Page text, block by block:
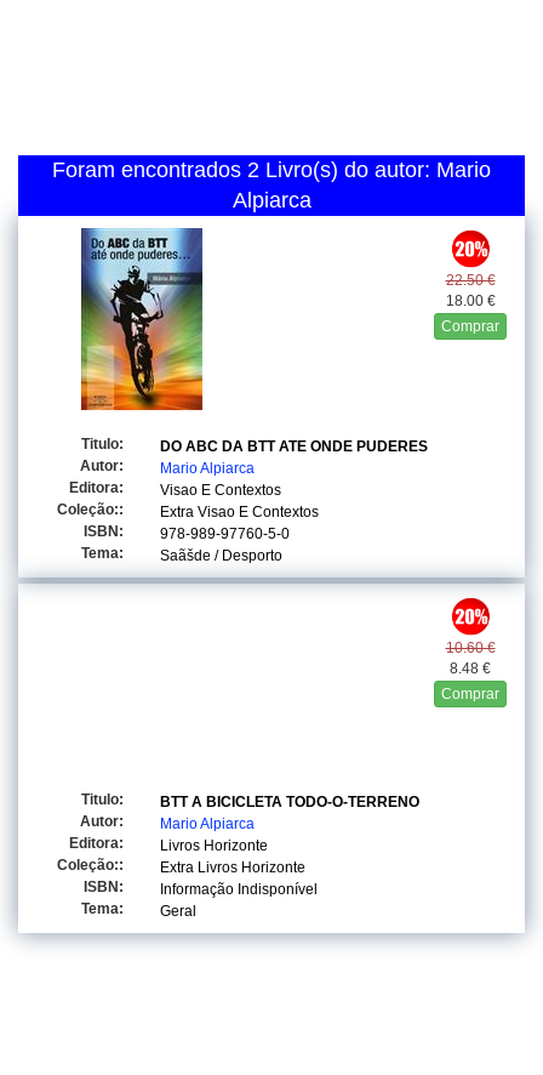
Foram encontrados 2 Livro(s) do autor: Mario
Alpiarca
22.50 €
18.00 €
Comprar
Titulo:
DO ABC DA BTT ATE ONDE PUDERES
Autor:
Mario Alpiarca
Editora:
Visao E Contextos
Coleção::
Extra Visao E Contextos
ISBN:
978-989-97760-5-0
Tema:
Saãšde / Desporto
10.60 €
8.48 €
Comprar
Titulo:
BTT A BICICLETA TODO-O-TERRENO
Autor:
Mario Alpiarca
Editora:
Livros Horizonte
Coleção::
Extra Livros Horizonte
ISBN:
Informação Indisponível
Tema:
Geral